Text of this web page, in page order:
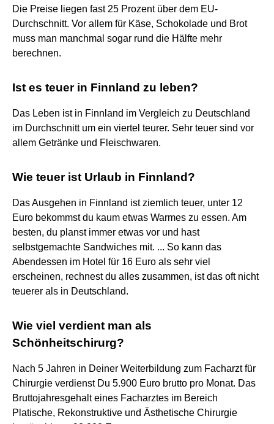
Die Preise liegen fast 25 Prozent über dem EU-
Durchschnitt. Vor allem für Käse, Schokolade und Brot
muss man manchmal sogar rund die Hälfte mehr
berechnen.
Ist es teuer in Finnland zu leben?
Das Leben ist in Finnland im Vergleich zu Deutschland
im Durchschnitt um ein viertel teurer. Sehr teuer sind vor
allem Getränke und Fleischwaren.
Wie teuer ist Urlaub in Finnland?
Das Ausgehen in Finnland ist ziemlich teuer, unter 12
Euro bekommst du kaum etwas Warmes zu essen. Am
besten, du planst immer etwas vor und hast
selbstgemachte Sandwiches mit. ... So kann das
Abendessen im Hotel für 16 Euro als sehr viel
erscheinen, rechnest du alles zusammen, ist das oft nicht
teuerer als in Deutschland.
Wie viel verdient man als
Schönheitschirurg?
Nach 5 Jahren in Deiner Weiterbildung zum Facharzt für
Chirurgie verdienst Du 5.900 Euro brutto pro Monat. Das
Bruttojahresgehalt eines Facharztes im Bereich
Platische, Rekonstruktive und Ästhetische Chirurgie